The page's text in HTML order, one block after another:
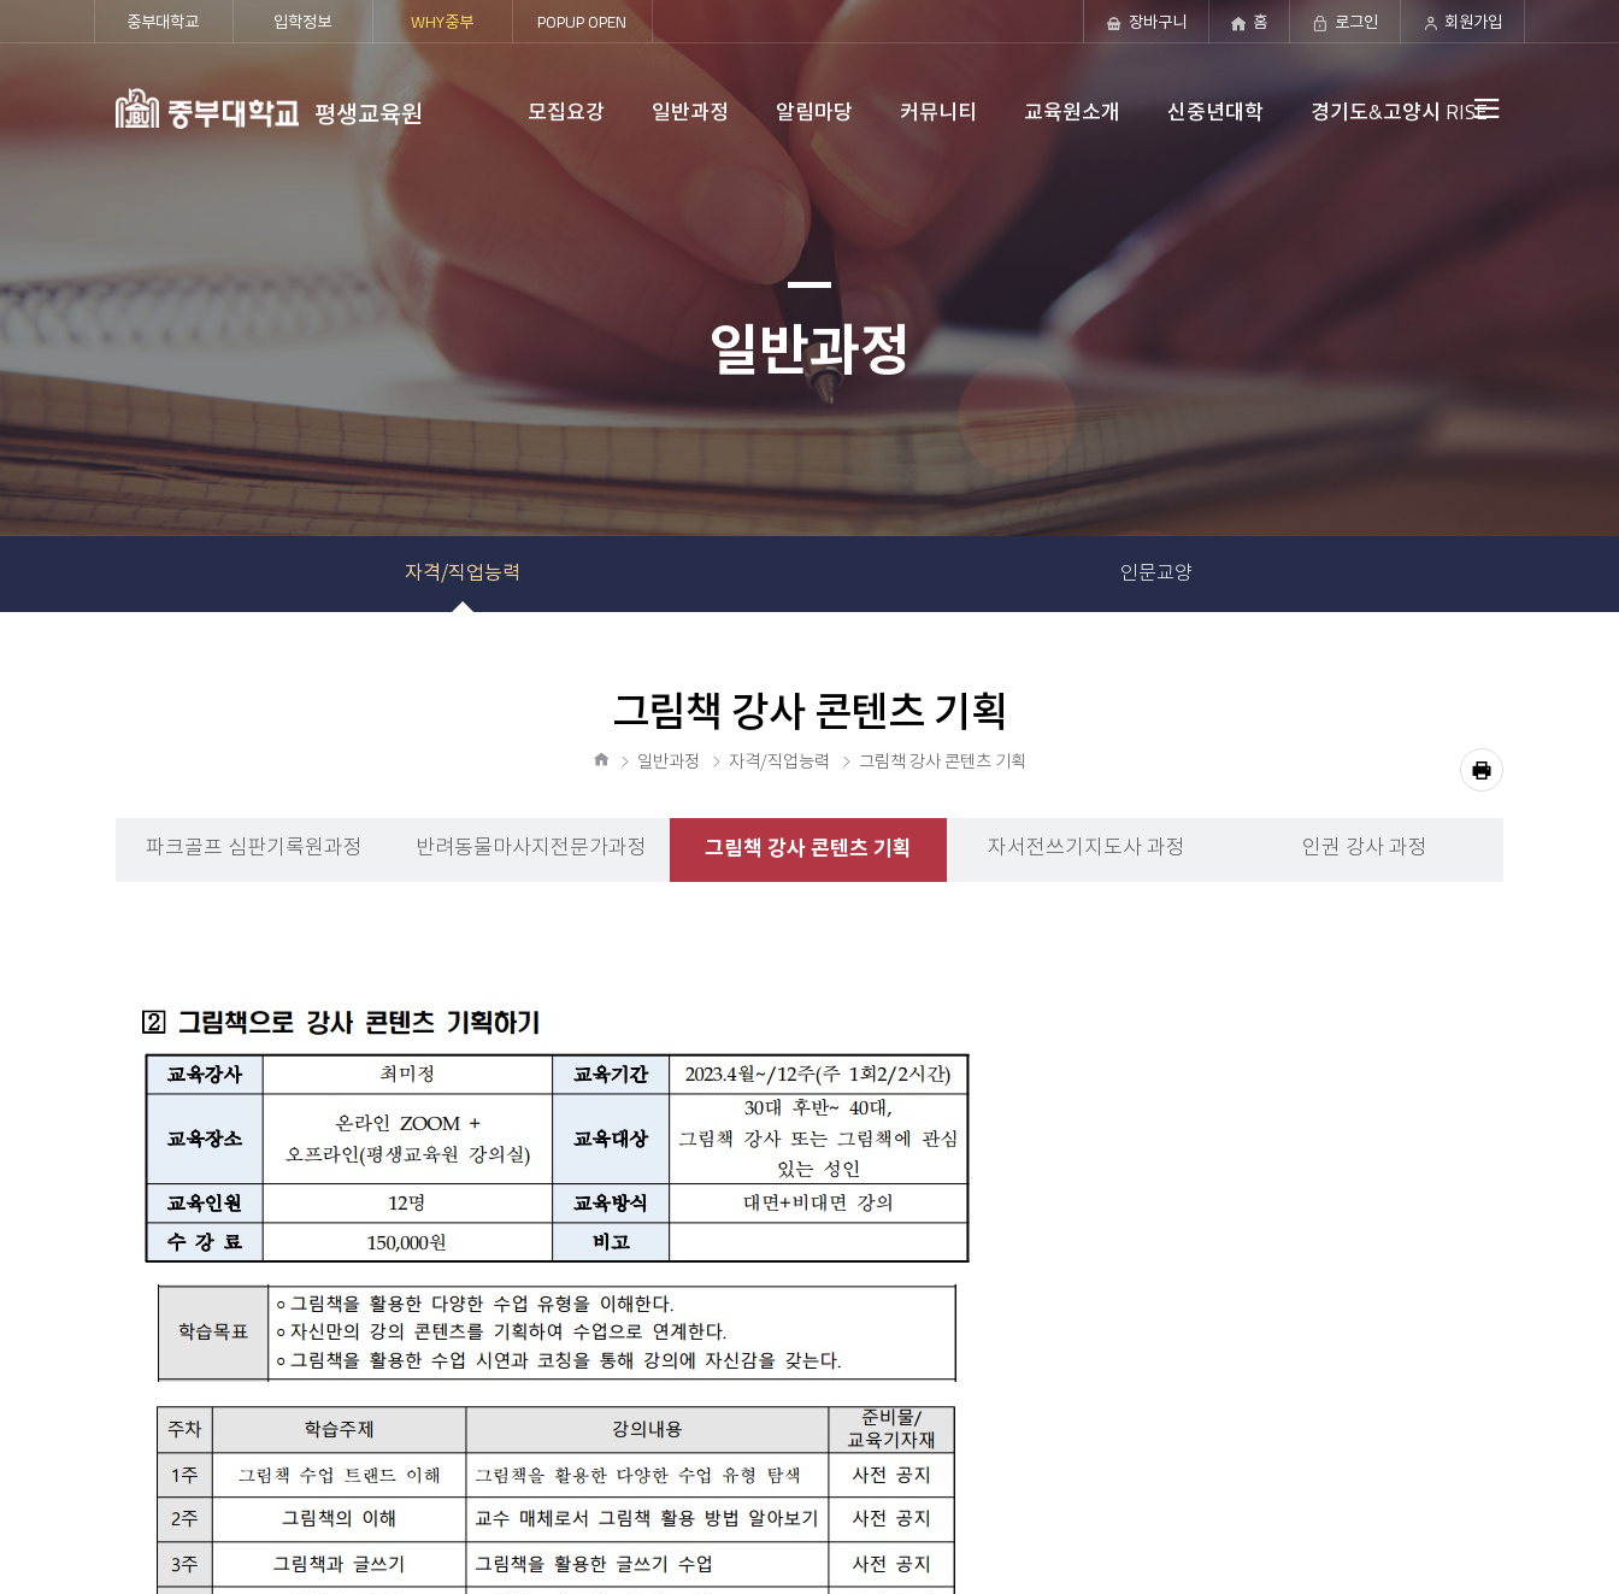
평생교육원
중부대학교 입학정보 WHY중부 POPUP OPEN 장바구니 홈 로그인 회원가입
모집요강 일반과정 알림마당 커뮤니티 교육원소개 신중년대학 경기도&고양시 RISE
일반과정
자격/직업능력 인문교양
파크골프 심판기록원과정 반려동물마사지전문가과정 그림책 강사 콘텐츠 기획 자서전쓰기지도사 과정 인권 강사 과정
그림책 강사 콘텐츠 기획
일반과정 자격/직업능력 그림책 강사 콘텐츠 기획
공